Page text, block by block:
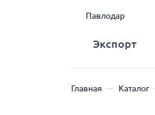
Павлодар
Экспорт
Главная Каталог